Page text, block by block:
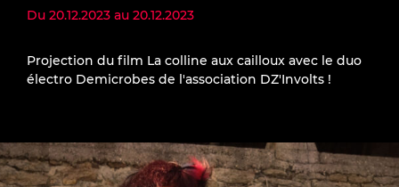
Du 20.12.2023 au 20.12.2023
Projection du film La colline aux cailloux avec le duo
électro Demicrobes de l'association DZ'Involts !